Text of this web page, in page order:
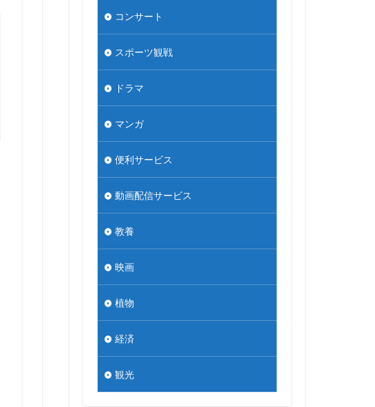
コンサート
スポーツ観戦
ドラマ
マンガ
便利サービス
動画配信サービス
教養
映画
植物
経済
観光